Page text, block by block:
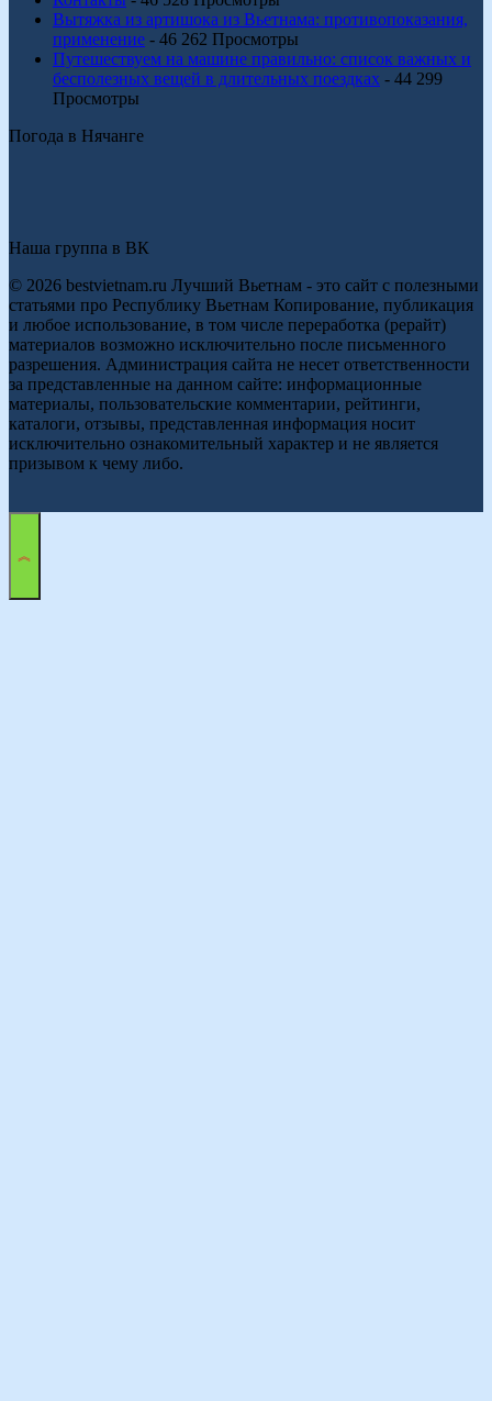
Вытяжка из артишока из Вьетнама: противопоказания,
применение - 46 262 Просмотры
Путешествуем на машине правильно: список важных и
бесполезных вещей в длительных поездках - 44 299
Просмотры
Погода в Нячанге
Наша группа в ВК
© 2026 bestvietnam.ru Лучший Вьетнам - это сайт с полезными
статьями про Республику Вьетнам Копирование, публикация
и любое использование, в том числе переработка (рерайт)
материалов возможно исключительно после письменного
разрешения. Администрация сайта не несет ответственности
за представленные на данном сайте: информационные
материалы, пользовательские комментарии, рейтинги,
каталоги, отзывы, представленная информация носит
исключительно ознакомительный характер и не является
призывом к чему либо.